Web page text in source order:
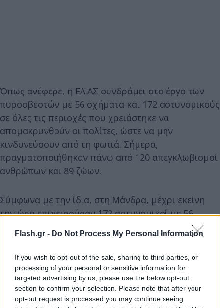
Flash.gr - Do Not Process My Personal Information
If you wish to opt-out of the sale, sharing to third parties, or
processing of your personal or sensitive information for
targeted advertising by us, please use the below opt-out
section to confirm your selection. Please note that after your
opt-out request is processed you may continue seeing
Όπως ανέφερε, η ΕΛ.ΑΣ συνδράμει στο έργο των
πυροσβεστών με 56 οχήματα και 172 αστυνομικούς
σε όλες τις περιοχές που χρειάστηκε να
απομακρυνθούν οι πολίτες, ώστε να μην
κινδυνεύσουν από τη φωτιά. Σήμερα,
πραγματοποιήθηκαν πάνω από 120 απεγκλωβισμοί
ανθρώπων και 89 ζώων.
Σύμφωνα με την ίδια, στη Μάνδρα, μέχρι εκείνη
την ώρα επιχειρούσαν 172 αστυνομικοί με 56
οχήματα, καθώς και οι δύο Αίαντες της Αστυνομίας.